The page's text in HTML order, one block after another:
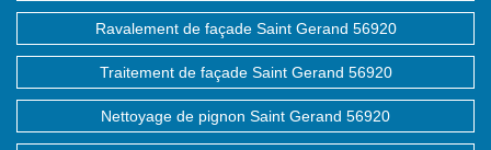
Ravalement de façade Saint Gerand 56920
Traitement de façade Saint Gerand 56920
Nettoyage de pignon Saint Gerand 56920